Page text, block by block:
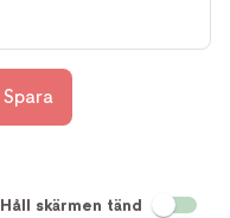
Spara
Håll skärmen tänd